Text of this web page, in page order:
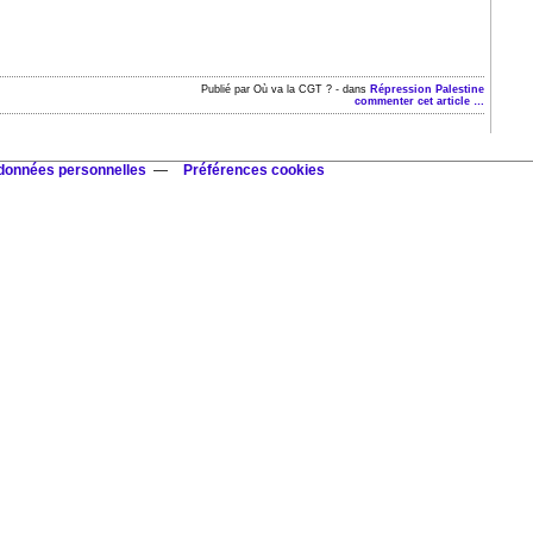
Publié par Où va la CGT ? -dans Répression Palestine
commenter cet article …
personnelles Préférences cookies